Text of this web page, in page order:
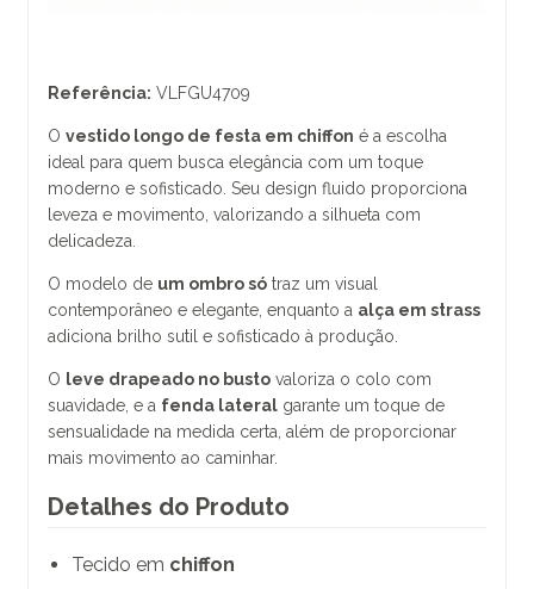
Referência: VLFGU4709
O vestido longo de festa em chiffon é a escolha
ideal para quem busca elegância com um toque
moderno e sofisticado. Seu design fluido proporciona
leveza e movimento, valorizando a silhueta com
delicadeza.
O modelo de um ombro só traz um visual
contemporâneo e elegante, enquanto a alça em strass
adiciona brilho sutil e sofisticado à produção.
O leve drapeado no busto valoriza o colo com
suavidade, e a fenda lateral garante um toque de
sensualidade na medida certa, além de proporcionar
mais movimento ao caminhar.
Detalhes do Produto
Tecido em chiffon